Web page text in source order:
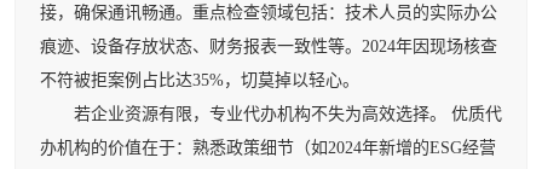
接，确保通讯畅通。重点检查领域包括：技术人员的实际办公
痕迹、设备存放状态、财务报表一致性等。2024年因现场核查
不符被拒案例占比达35%，切莫掉以轻心。
若企业资源有限，专业代办机构不失为高效选择。 优质代
办机构的价值在于：熟悉政策细节（如2024年新增的ESG经营